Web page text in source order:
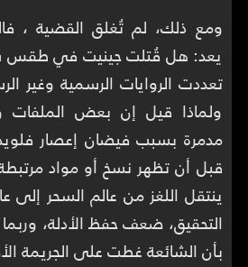
ومع ذلك، لم تُغلق القضية ،
يعد: هل قُتلت جينيت في طقس
تعددت الروايات الرسمية وغير
ولماذا قيل إن بعض الملفات
قبل أن تظهر نسخ أو مواد
ينتقل اللغز من عالم السحر إلى
التحقيق، ضعف حفظ الأدلة،
بأن الشائعة غطت على الجريمة